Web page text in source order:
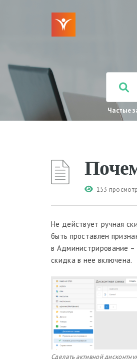
Частые
153
Не действует ручная
быть проставлен
в Администрирование
скидка в нее включена.
Сделать активной